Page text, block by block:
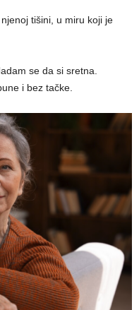
tišini, u miru koji je
se da si sretna.
i bez tačke.